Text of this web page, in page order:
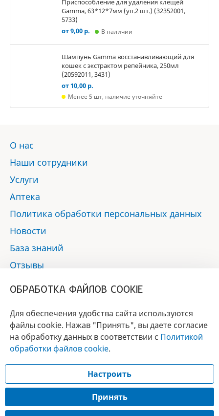
Приспособление для удаления клещей
Gamma, 63*12*7мм (уп.2 шт.) (32352001,
5733)
от 9,00 р.
В наличии
Шампунь Gamma восстанавливающий для
кошек с экстрактом репейника, 250мл
(20592011, 3431)
от 10,00 р.
Менее 5 шт, наличие уточняйте
О нас
Наши сотрудники
Услуги
Аптека
Политика обработки персональных данных
Новости
База знаний
Отзывы
БРЕНД
ГОДА 2017 - 2019
© 2017 - 2026 «Альфа-вет»
Разработка сайта —
ОБРАБОТКА ФАЙЛОВ COOKIE
Для обеспечения удобства сайта используются
файлы cookie. Нажав "Принять", вы даете согласие
на обработку данных в соответствии с Политикой
обработки файлов cookie.
Настроить
Принять